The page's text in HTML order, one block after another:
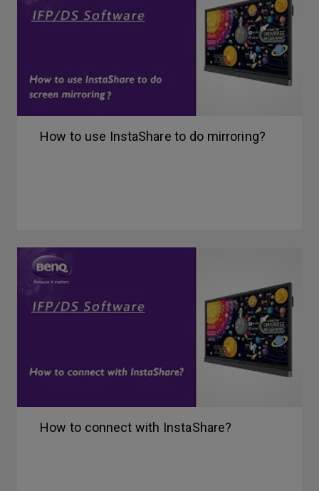
How to use InstaShare to do mirroring?
How to connect with InstaShare?